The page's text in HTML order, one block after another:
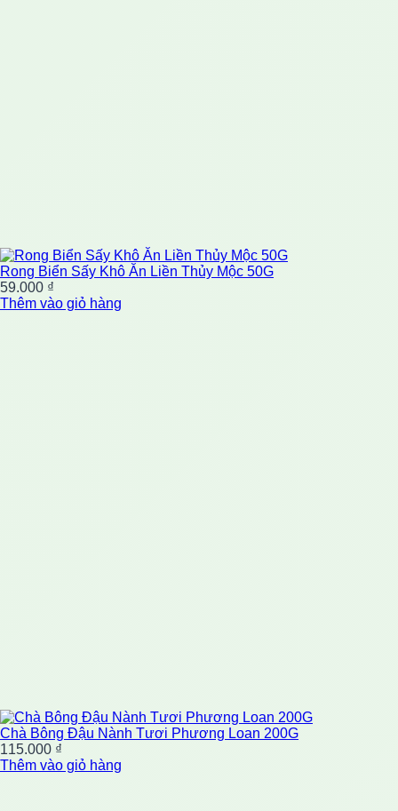
Rong Biển Sấy Khô Ăn Liền Thủy Mộc 50G
59.000 ₫
Thêm vào giỏ hàng
Chà Bông Đậu Nành Tươi Phương Loan 200G
115.000 ₫
Thêm vào giỏ hàng